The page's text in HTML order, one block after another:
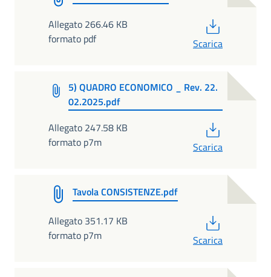
Allegato 266.46 KB
formato pdf
Scarica
5) QUADRO ECONOMICO _ Rev. 22.
02.2025.pdf
Allegato 247.58 KB
formato p7m
Scarica
Tavola CONSISTENZE.pdf
Allegato 351.17 KB
formato p7m
Scarica